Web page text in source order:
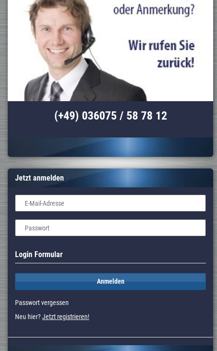
(+49) 036075 / 58 78 12
Jetzt anmelden
E-Mail-Adresse
Passwort
Login Formular
Anmelden
Passwort vergessen
Neu hier?Jetzt registrieren!